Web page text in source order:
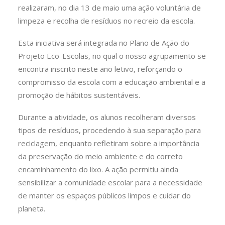
realizaram, no dia 13 de maio uma ação voluntária de
limpeza e recolha de resíduos no recreio da escola.
Esta iniciativa será integrada no Plano de Ação do
Projeto Eco-Escolas, no qual o nosso agrupamento se
encontra inscrito neste ano letivo, reforçando o
compromisso da escola com a educação ambiental e a
promoção de hábitos sustentáveis.
Durante a atividade, os alunos recolheram diversos
tipos de resíduos, procedendo à sua separação para
reciclagem, enquanto refletiram sobre a importância
da preservação do meio ambiente e do correto
encaminhamento do lixo. A ação permitiu ainda
sensibilizar a comunidade escolar para a necessidade
de manter os espaços públicos limpos e cuidar do
planeta.